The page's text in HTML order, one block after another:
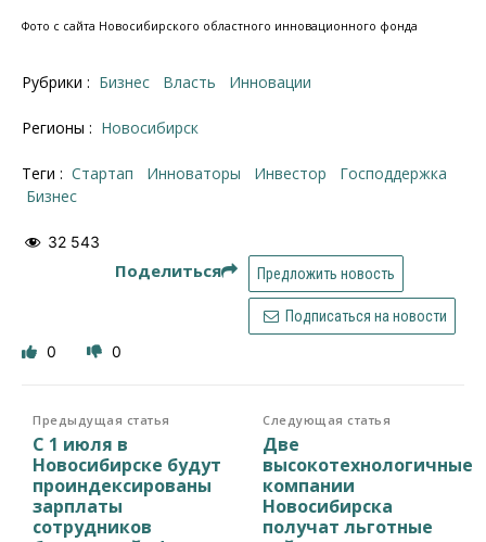
Фото с сайта Новосибирского областного инновационного фонда
Рубрики : Бизнес Власть Инновации
Регионы : Новосибирск
Теги : стартап инноваторы инвестор
господдержка
бизнес
32 543
Поделиться Предложить новость
Подписаться на новости
0 0
Предыдущая статья
С 1 июля в
Новосибирске будут
проиндексированы
зарплаты
сотрудников
Следующая статья
Две
высокотехнологичные
компании
Новосибирска
получат льготные